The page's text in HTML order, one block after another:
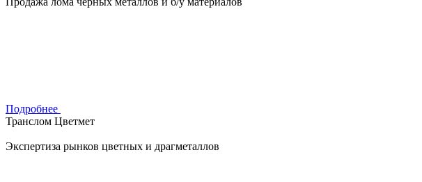
Подробнее
Транслом Цветмет
Экспертиза рынков цветных и драгметаллов